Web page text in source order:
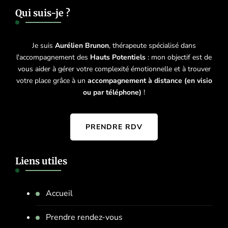
Qui suis-je ?
Je suis Aurélien Brunon, thérapeute spécialisé dans
l'accompagnement des Hauts Potentiels : mon objectif est de
vous aider à gérer votre complexité émotionnelle et à trouver
votre place grâce à un accompagnement à distance (en visio
ou par téléphone) !
PRENDRE RDV
Liens utiles
Accueil
Prendre rendez-vous